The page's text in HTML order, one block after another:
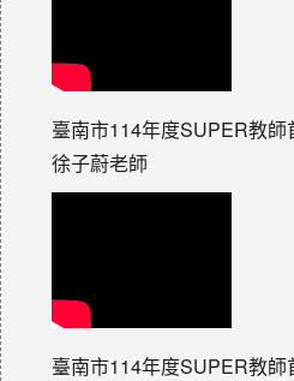
臺南市114年度SUPER教
徐子蔚老師
臺南市114年度SUPER教